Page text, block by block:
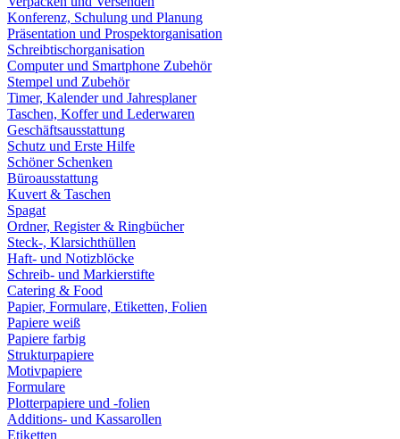
Konferenz, Schulung und Planung
Präsentation und Prospektorganisation
Schreibtischorganisation
Computer und Smartphone Zubehör
Stempel und Zubehör
Timer, Kalender und Jahresplaner
Taschen, Koffer und Lederwaren
Geschäftsausstattung
Schutz und Erste Hilfe
Schöner Schenken
Büroausstattung
Kuvert & Taschen
Spagat
Ordner, Register & Ringbücher
Steck-, Klarsichthüllen
Haft- und Notizblöcke
Schreib- und Markierstifte
Catering & Food
Papier, Formulare, Etiketten, Folien
Papiere weiß
Papiere farbig
Strukturpapiere
Motivpapiere
Formulare
Plotterpapiere und -folien
Additions- und Kassarollen
Etiketten